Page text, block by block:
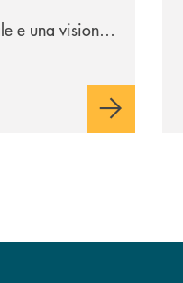
e una visione